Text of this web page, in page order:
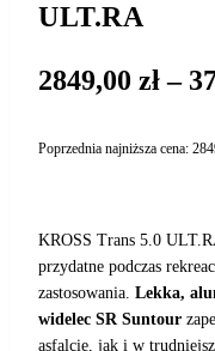
ULT.RA
2849,00 zł –
Poprzednia najniższa cena:
KROSS Trans 5.0
przydatne podczas
zastosowania. Lekka,
widelec SR Suntour
asfalcie, jak i w